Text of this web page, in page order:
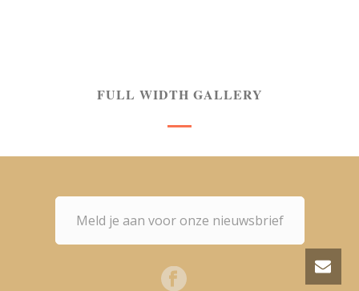
FULL WIDTH GALLERY
Meld je aan voor onze nieuwsbrief